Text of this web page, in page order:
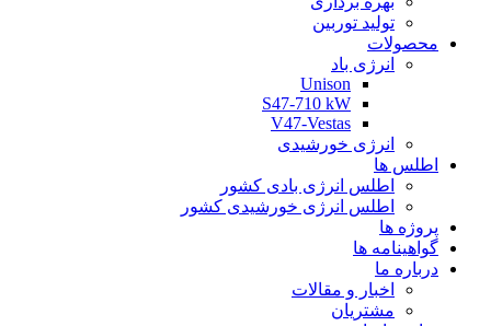
تولید توربین
محصولات
انرژی باد
Unison
S47-710 kW
V47-Vestas
انرژی خورشیدی
اطلس ها
اطلس انرژی بادی کشور
اطلس انرژی خورشیدی کشور
پروژه ها
گواهینامه ها
درباره ما
اخبار و مقالات
مشتریان